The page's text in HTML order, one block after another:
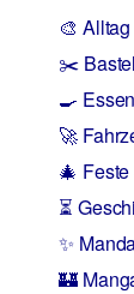
🎨
✂️
🍳
🚀
🎄
⏳
✨
🏰